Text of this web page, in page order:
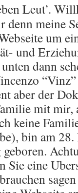
Leut’.
meine
um
und
dann
aber der
mit mir,
keine
bin am
Sie eine